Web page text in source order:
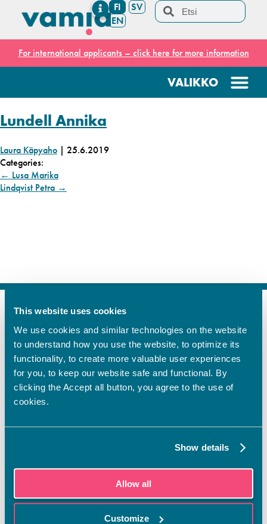
This website uses cookies
We use cookies and similar technologies on the website
to understand how you use the website, to optimize its
functionality, to create more valuable user experiences
for you, to keep our website safe and functional. By
clicking the Accept all button, you agree to the use of
cookies.
Show details
Allow all
Customize
FI
SV
EN
For international applicants – click here for more information
Lundell Annika
Laura Käpyaho | 25.6.2019
Categories:
← Lusa Marika
Lindqvist Petra →
FI
SV
EN
YHTEYSTIEDOT
Vamian Infopiste:
Ruutikellarintie 2, 65100 VAASA
Sampo-kampus
Sepänkyläntie 16, 65100 VAASA
Tietosuoja